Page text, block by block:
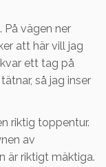
På vägen ner
att här vill jag
ett tag på
så jag inser
riktig toppentur.
av
är riktigt mäktiga.